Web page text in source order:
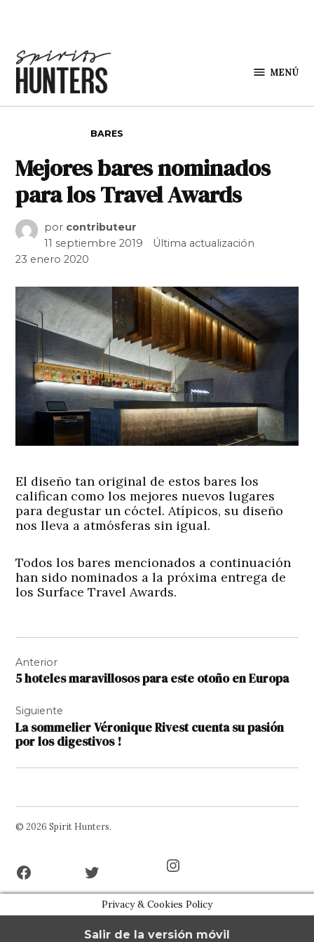
MENÚ
BARES
Mejores bares nominados
para los Travel Awards
por contributeur
11 septiembre 2019
Última actualización
23 enero 2020
El diseño tan original de estos bares los
califican como los mejores nuevos lugares
para degustar un cóctel. Atípicos, su diseño
nos lleva a atmósferas sin igual.
Todos los bares mencionados a continuación
han sido nominados a la próxima entrega de
los Surface Travel Awards.
de
entradas
Anterior
5 hoteles maravillosos para este otoño en Europa
Siguiente
La sommelier Véronique Rivest cuenta su pasión
por los digestivos !
© 2026 Spirit Hunters.
Privacy & Cookies Policy
Salir de la versión móvil